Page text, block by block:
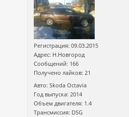
Регистрация: 09.03.2015
Адрес: Н.Новгород
Сообщений: 166
Получено лайков: 21
Авто: Skoda Octavia
Год выпуска: 2014
Объем двигателя: 1.4
Трансмиссия: DSG